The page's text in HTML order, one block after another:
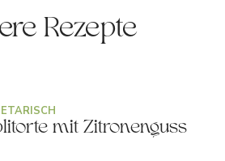
Rezepte
mit Zitronenguss